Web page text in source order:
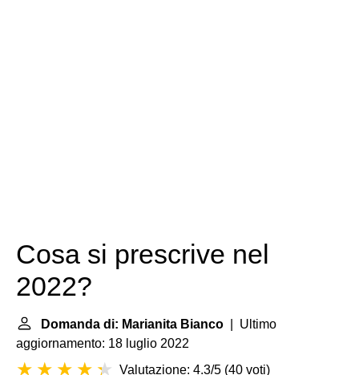
Cosa si prescrive nel
2022?
Domanda di: Marianita Bianco | Ultimo
aggiornamento: 18 luglio 2022
Valutazione: 4.3/5 (40 voti)